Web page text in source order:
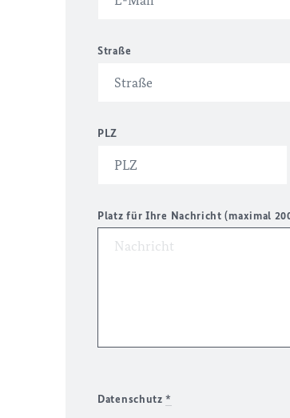
Straße
PLZ
Platz für Ihre Nachricht (maximal
Datenschutz*